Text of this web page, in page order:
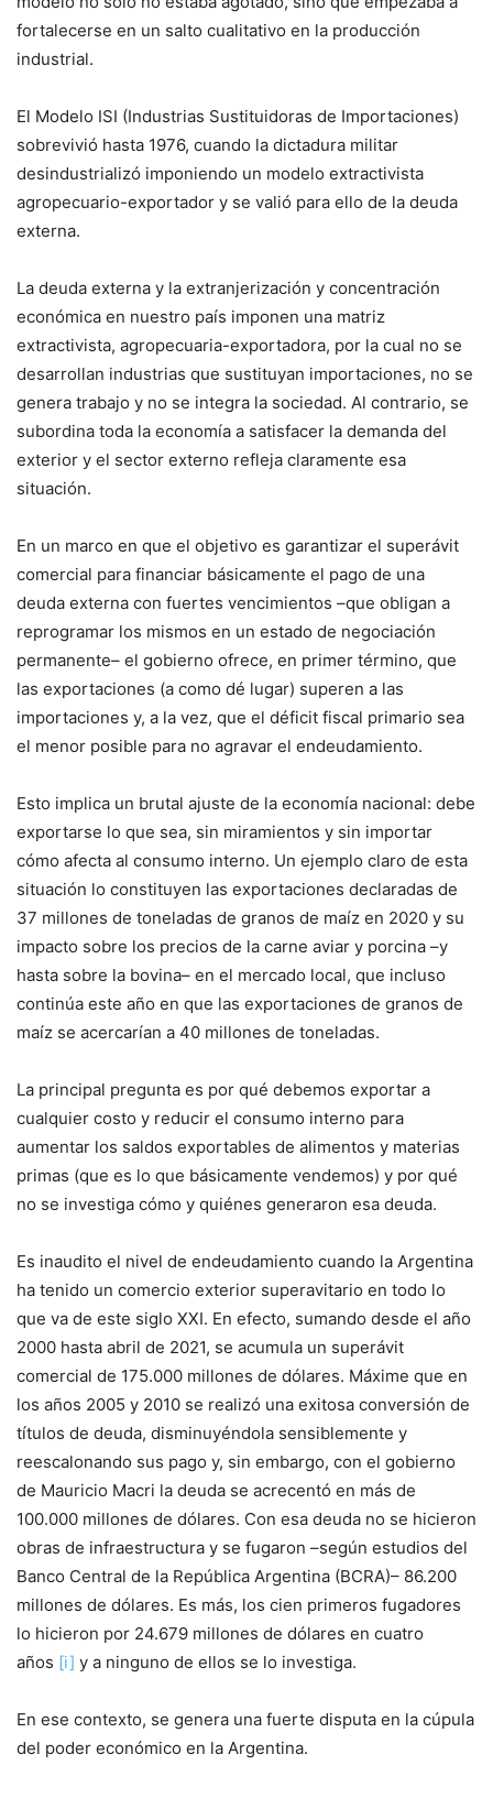
fortalecerse en un salto cualitativo en la producción
industrial.
El Modelo ISI (Industrias Sustituidoras de Importaciones)
sobrevivió hasta 1976, cuando la dictadura militar
desindustrializó imponiendo un modelo extractivista
agropecuario-exportador y se valió para ello de la deuda
externa.
La deuda externa y la extranjerización y concentración
económica en nuestro país imponen una matriz
extractivista, agropecuaria-exportadora, por la cual no se
desarrollan industrias que sustituyan importaciones, no se
genera trabajo y no se integra la sociedad. Al contrario, se
subordina toda la economía a satisfacer la demanda del
exterior y el sector externo refleja claramente esa
situación.
En un marco en que el objetivo es garantizar el superávit
comercial para financiar básicamente el pago de una
deuda externa con fuertes vencimientos –que obligan a
reprogramar los mismos en un estado de negociación
permanente– el gobierno ofrece, en primer término, que
las exportaciones (a como dé lugar) superen a las
importaciones y, a la vez, que el déficit fiscal primario sea
el menor posible para no agravar el endeudamiento.
Esto implica un brutal ajuste de la economía nacional: debe
exportarse lo que sea, sin miramientos y sin importar
cómo afecta al consumo interno. Un ejemplo claro de esta
situación lo constituyen las exportaciones declaradas de
37 millones de toneladas de granos de maíz en 2020 y su
impacto sobre los precios de la carne aviar y porcina –y
hasta sobre la bovina– en el mercado local, que incluso
continúa este año en que las exportaciones de granos de
maíz se acercarían a 40 millones de toneladas.
La principal pregunta es por qué debemos exportar a
cualquier costo y reducir el consumo interno para
aumentar los saldos exportables de alimentos y materias
primas (que es lo que básicamente vendemos) y por qué
no se investiga cómo y quiénes generaron esa deuda.
Es inaudito el nivel de endeudamiento cuando la Argentina
ha tenido un comercio exterior superavitario en todo lo
que va de este siglo XXI. En efecto, sumando desde el año
2000 hasta abril de 2021, se acumula un superávit
comercial de 175.000 millones de dólares. Máxime que en
los años 2005 y 2010 se realizó una exitosa conversión de
títulos de deuda, disminuyéndola sensiblemente y
reescalonando sus pago y, sin embargo, con el gobierno
de Mauricio Macri la deuda se acrecentó en más de
100.000 millones de dólares. Con esa deuda no se hicieron
obras de infraestructura y se fugaron –según estudios del
Banco Central de la República Argentina (BCRA)– 86.200
millones de dólares. Es más, los cien primeros fugadores
lo hicieron por 24.679 millones de dólares en cuatro
años [i] y a ninguno de ellos se lo investiga.
En ese contexto, se genera una fuerte disputa en la cúpula
del poder económico en la Argentina.